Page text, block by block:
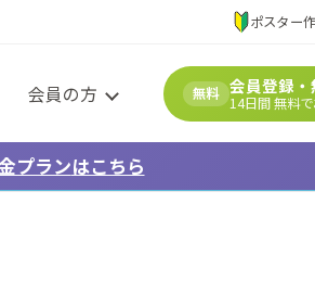
ポスター
会員の方 無料 会員登録
14日間 無料
プランはこちら